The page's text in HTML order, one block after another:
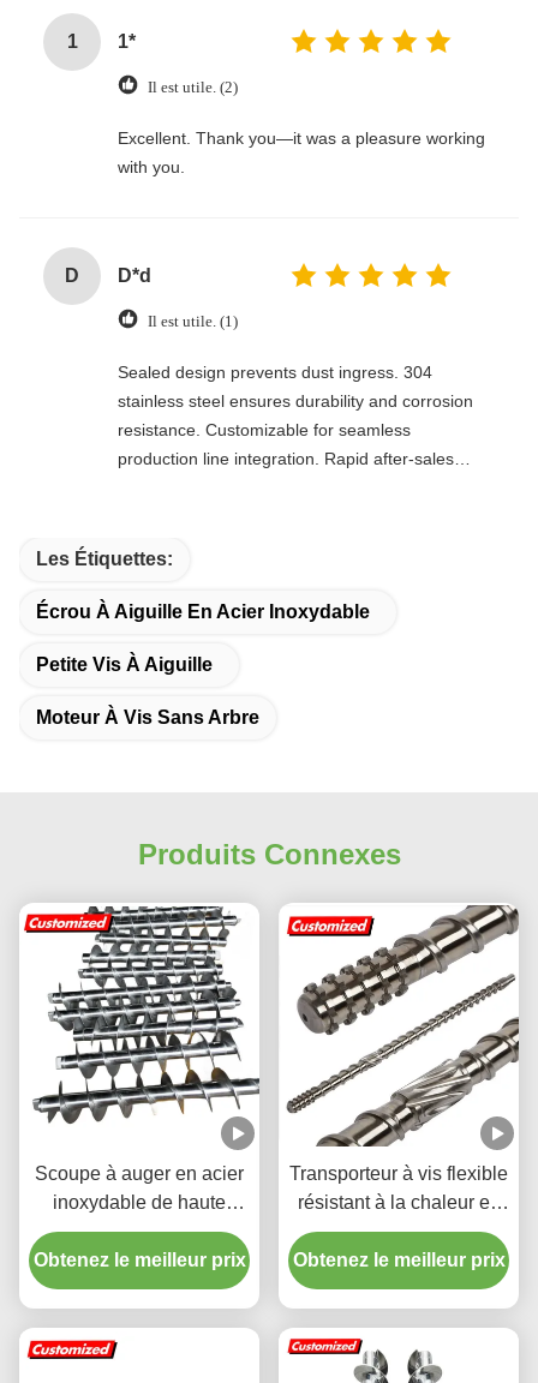
1 1*
Il est utile. (2)
Excellent. Thank you—it was a pleasure working
with you.
D D*d
Il est utile. (1)
Sealed design prevents dust ingress. 304
stainless steel ensures durability and corrosion
resistance. Customizable for seamless
production line integration. Rapid after-sales
Les Étiquettes:
Écrou À Aiguille En Acier Inoxydable
Petite Vis À Aiguille
Moteur À Vis Sans Arbre
Produits Connexes
Scoupe à auger en acier
inoxydable de haute
précision de qualité
alimentaire avec vol de
vis personnalisable
Obtenez le meilleur prix
Transporteur à vis flexible
résistant à la chaleur en
acier inoxydable adapté à
l'exploitation minière de
l'énergie
Obtenez le meilleur prix